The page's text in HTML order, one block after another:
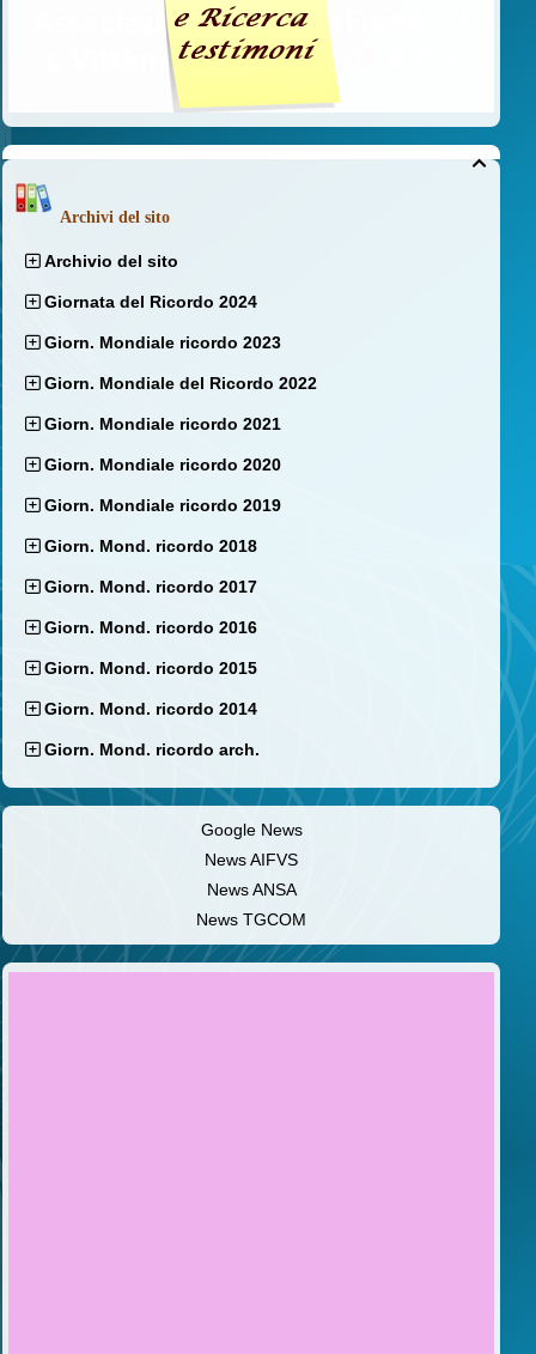

Archivi del sito
Archivio del sito
Giornata del Ricordo 2024
Giorn. Mondiale ricordo 2023
Giorn. Mondiale del Ricordo 2022
Giorn. Mondiale ricordo 2021
Giorn. Mondiale ricordo 2020
Giorn. Mondiale ricordo 2019
Giorn. Mond. ricordo 2018
Giorn. Mond. ricordo 2017
Giorn. Mond. ricordo 2016
Giorn. Mond. ricordo 2015
Giorn. Mond. ricordo 2014
Giorn. Mond. ricordo arch.
Google News
News AIFVS
News ANSA
News TGCOM